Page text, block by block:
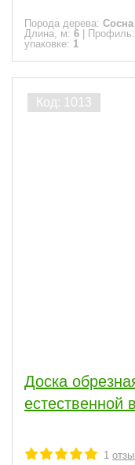
Порода дерева: Сосна
Длина, м: 6 Профиль:
упаковке: 1
Доска
естественной
1